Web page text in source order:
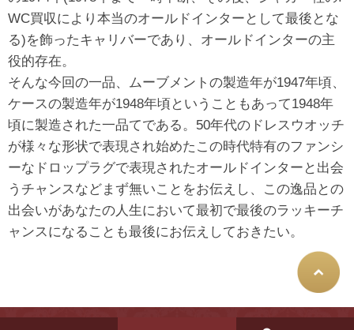
WC買収により本当のオールドインターとして最後とな
る)を飾ったキャリバーであり、オールドインターの主
役的存在。
そんな今回の一品、ムーブメントの製造年が1947年頃、
ケースの製造年が1948年頃ということもあって1948年
頃に製造された一品てである。50年代のドレスウオッチ
が様々な形状で表現され始めたこの時代特有のファンシ
ーなドロップラグで表現されたオールドインターと出会
うチャンスなどまず無いことをお伝えし、この逸品との
出会いがあなたの人生において最初で最後のラッキーチ
ャンスになることも最後にお伝えしておきたい。